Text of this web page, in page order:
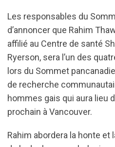
Les responsables du
d’annoncer que Rahim
affilié au Centre de santé
Ryerson, sera l’un des
lors du Sommet
de recherche
hommes gais qui aura lieu
prochain à Vancouver.
Rahim abordera la honte et